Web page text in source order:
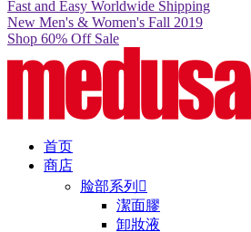
Fast and Easy Worldwide Shipping
New Men's & Women's Fall 2019
Shop 60% Off Sale
首页
商店
脸部系列 
潔面膠
卸妝液